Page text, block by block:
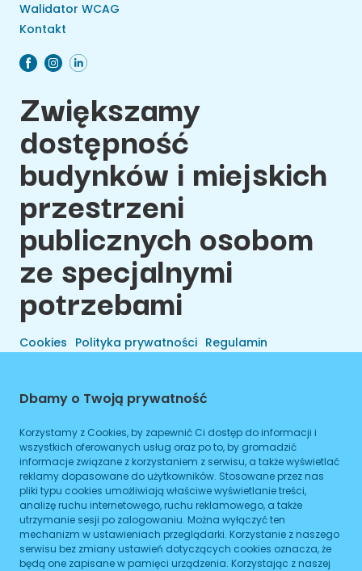
Walidator WCAG
Kontakt
Zwiększamy
dostępność
budynków i miejskich
przestrzeni
publicznych osobom
ze specjalnymi
potrzebami
Cookies Polityka prywatności Regulamin
Dbamy o Twoją prywatność
Korzystamy z Cookies, by zapewnić Ci dostęp do informacji i
wszystkich oferowanych usług oraz po to, by gromadzić
informacje związane z korzystaniem z serwisu, a także wyświetlać
reklamy dopasowane do użytkowników. Stosowane przez nas
pliki typu cookies umożliwiają właściwe wyświetlanie treści,
analizę ruchu internetowego, ruchu reklamowego, a także
utrzymanie sesji po zalogowaniu. Można wyłączyć ten
mechanizm w ustawieniach przeglądarki. Korzystanie z naszego
serwisu bez zmiany ustawień dotyczących cookies oznacza, że
będą one zapisane w pamięci urządzenia. Korzystając z naszej
Wszelkie Prawa Zastrzeżone © 2026 Preals Data.
Wykonanie
Cookies